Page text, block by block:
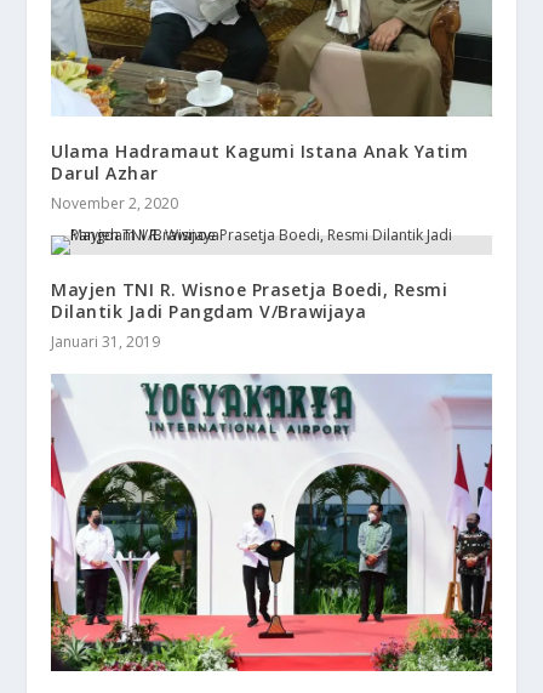
Ulama Hadramaut Kagumi Istana Anak Yatim
Darul Azhar
November 2, 2020
Mayjen TNI R. Wisnoe Prasetja Boedi, Resmi
Dilantik Jadi Pangdam V/Brawijaya
Januari 31, 2019